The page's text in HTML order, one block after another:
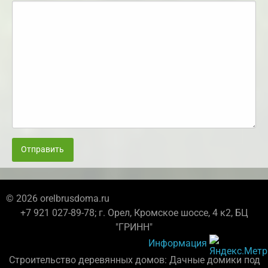
Отправить
© 2026 orelbrusdoma.ru
+7 921 027-89-78; г. Орел, Кромское шоссе, 4 к2, БЦ
"ГРИНН"
Информация
Строительство деревянных домов: Дачные домики под